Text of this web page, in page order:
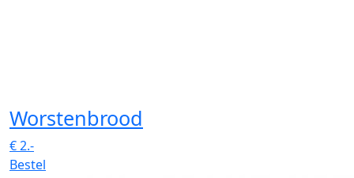
Worstenbrood
€2.-
Bestel